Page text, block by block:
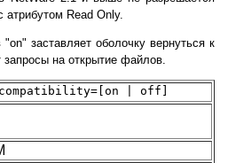
Read Only.
заставляет оболочку вернуться к
на открытие файлов.
| off]